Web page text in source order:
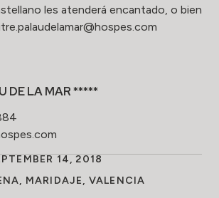
les atenderá encantado, o bien
DE LA MAR *****
14, 2018
, MARIDAJE, VALENCIA